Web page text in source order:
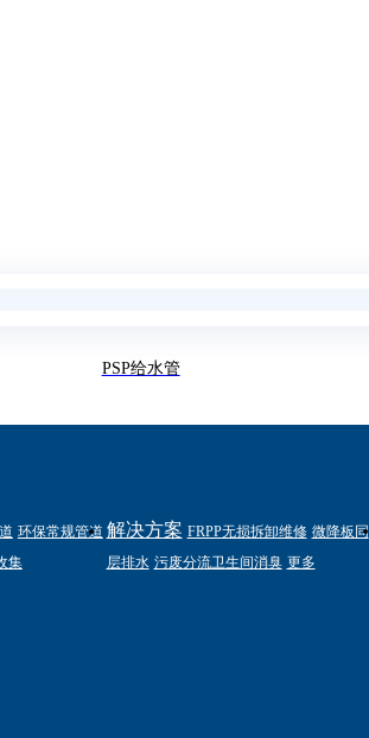
PSP给水管
环保常规管道
集
解决方案 FRPP无损拆卸维修 微降板同
层排水 污废分流卫生间消臭 更多